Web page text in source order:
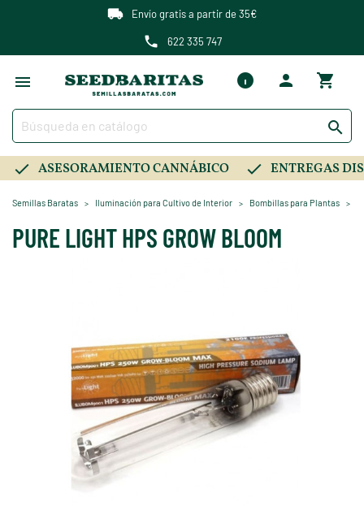
Envío gratis a partir de 35€
622 335 747

ASESORAMIENTO CANNÁBICO ENTREGAS
Semillas Baratas Iluminación para Cultivo de Interior Bombillas para Plantas
PURE LIGHT HPS GROW BLOOM